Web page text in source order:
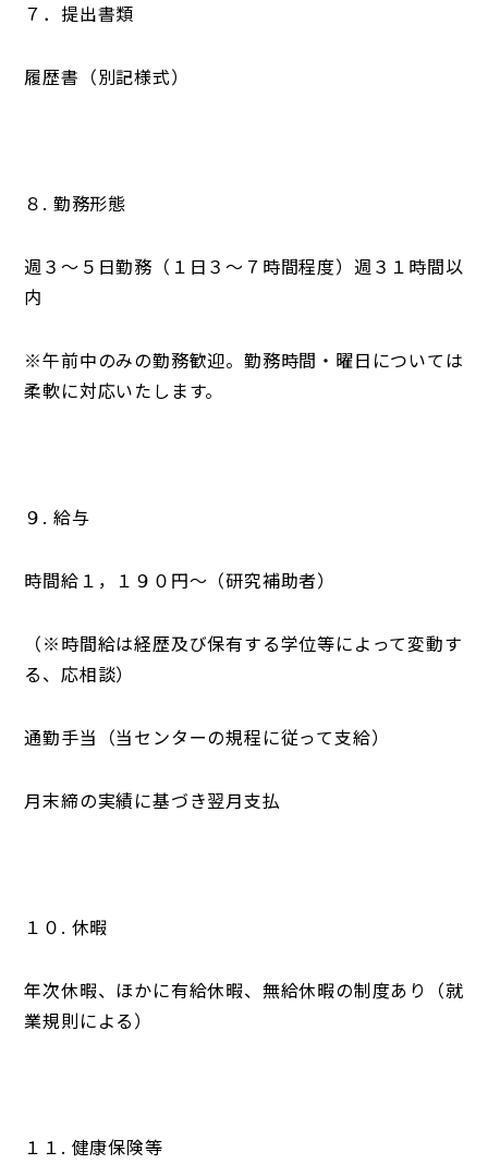
７．提出書類
履歴書（別記様式）
８. 勤務形態
週３～５日勤務（１日３～７時間程度）週３１時間以
内
※午前中のみの勤務歓迎。勤務時間・曜日については
柔軟に対応いたします。
９. 給与
時間給１，１９０円～（研究補助者）
（※時間給は経歴及び保有する学位等によって変動す
る、応相談）
通勤手当（当センターの規程に従って支給）
月末締の実績に基づき翌月支払
１０. 休暇
年次休暇、ほかに有給休暇、無給休暇の制度あり（就
業規則による）
１１. 健康保険等